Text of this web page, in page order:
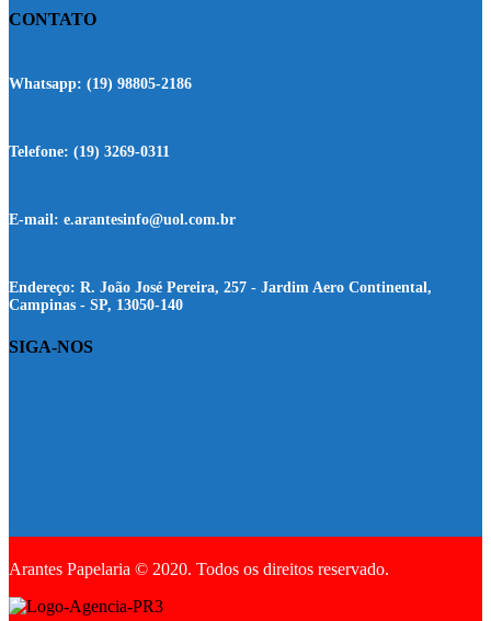
CONTATO
Whatsapp: (19) 98805-2186
Telefone: (19) 3269-0311
E-mail: e.arantesinfo@uol.com.br
Endereço: R. João José Pereira, 257 - Jardim Aero Continental,
Campinas - SP, 13050-140
SIGA-NOS
Arantes Papelaria © 2020. Todos os direitos reservado.